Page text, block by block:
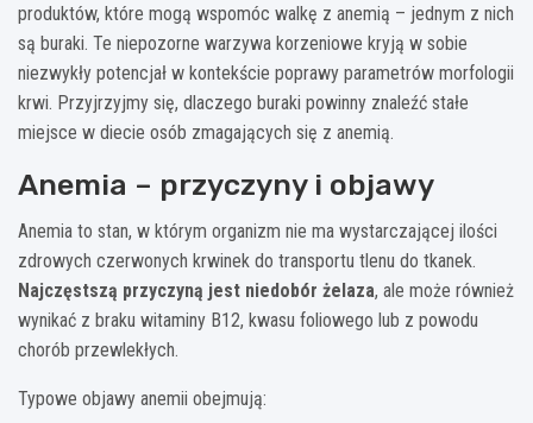
produktów, które mogą wspomóc walkę z anemią – jednym z nich
są buraki. Te niepozorne warzywa korzeniowe kryją w sobie
niezwykły potencjał w kontekście poprawy parametrów morfologii
krwi. Przyjrzyjmy się, dlaczego buraki powinny znaleźć stałe
miejsce w diecie osób zmagających się z anemią.
Anemia – przyczyny i objawy
Anemia to stan, w którym organizm nie ma wystarczającej ilości
zdrowych czerwonych krwinek do transportu tlenu do tkanek.
Najczęstszą przyczyną jest niedobór żelaza, ale może również
wynikać z braku witaminy B12, kwasu foliowego lub z powodu
chorób przewlekłych.
Typowe objawy anemii obejmują: